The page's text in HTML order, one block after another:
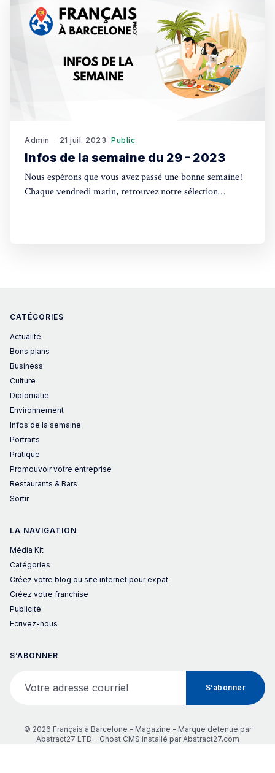
Admin 21 juil. 2023 Public
Infos de la semaine du 29 - 2023
Nous espérons que vous avez passé une bonne semaine !
Chaque vendredi matin, retrouvez notre sélection
CATÉGORIES
Actualité
Bons plans
Business
Culture
Diplomatie
Environnement
Infos de la semaine
Portraits
Pratique
Promouvoir votre entreprise
Restaurants & Bars
Sortir
LA NAVIGATION
Média Kit
Catégories
Créez votre blog ou site internet pour expat
Créez votre franchise
Publicité
Ecrivez-nous
S’ABONNER
S’abonner
© 2026 Français à Barcelone - Magazine - Marque détenue par
Abstract27 LTD - Ghost CMS installé parAbstract27.com